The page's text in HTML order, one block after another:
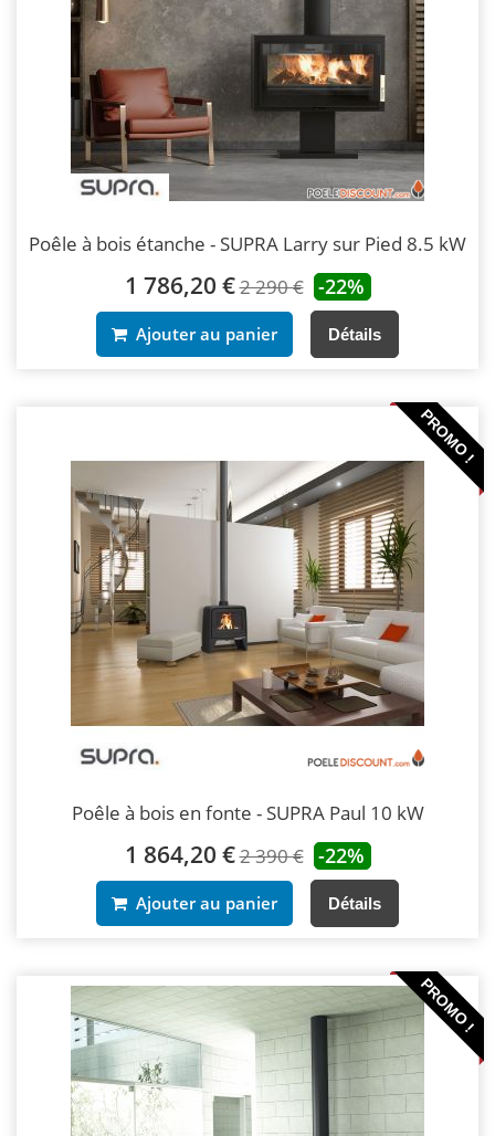
Poêle à bois étanche - SUPRA Larry sur Pied 8.5 kW
1 786,20 €2 290 € -22%
Ajouter au panier Détails
PROMO !
Poêle à bois en fonte - SUPRA Paul 10 kW
1 864,20 €2 390 € -22%
Ajouter au panier Détails
PROMO !